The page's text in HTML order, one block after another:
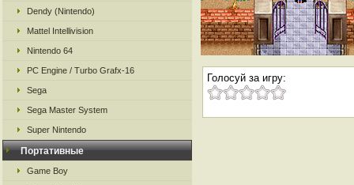
Dendy (Nintendo)
Mattel Intellivision
Nintendo 64
PC Engine / Turbo Grafx-16
Sega
Sega Master System
Super Nintendo
Портативные
Game Boy
Голосуй за игру: